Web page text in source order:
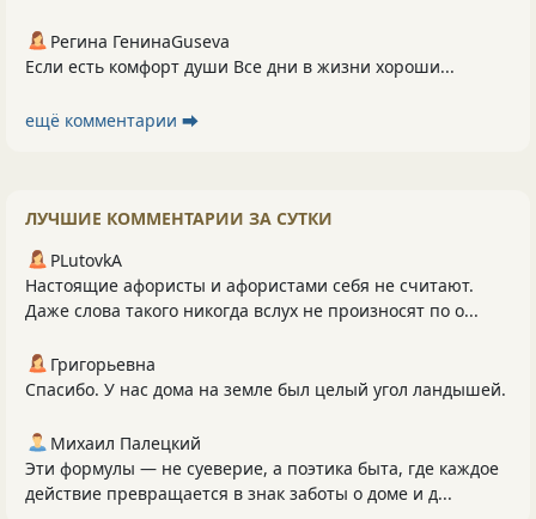
Регина ГенинаGuseva
Если есть комфорт души Все дни в жизни хороши...
ещё комментарии ⮕
ЛУЧШИЕ КОММЕНТАРИИ ЗА СУТКИ
PLutоvkА
Настоящие афористы и афористами себя не считают.
Даже слова такого никогда вслух не произносят по о...
Григорьевна
Спасибо. У нас дома на земле был целый угол ландышей.
Михаил Палецкий
Эти формулы — не суеверие, а поэтика быта, где каждое
действие превращается в знак заботы о доме и д...